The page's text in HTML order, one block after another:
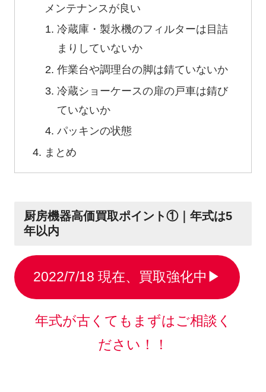
メンテナンスが良い
冷蔵庫・製氷機のフィルターは目詰
まりしていないか
作業台や調理台の脚は錆ていないか
冷蔵ショーケースの扉の戸車は錆び
ていないか
パッキンの状態
まとめ
厨房機器高価買取ポイント①｜年式は5
年以内
2022/7/18 現在、買取強化中▶︎
年式が古くてもまずはご相談く
ださい！！